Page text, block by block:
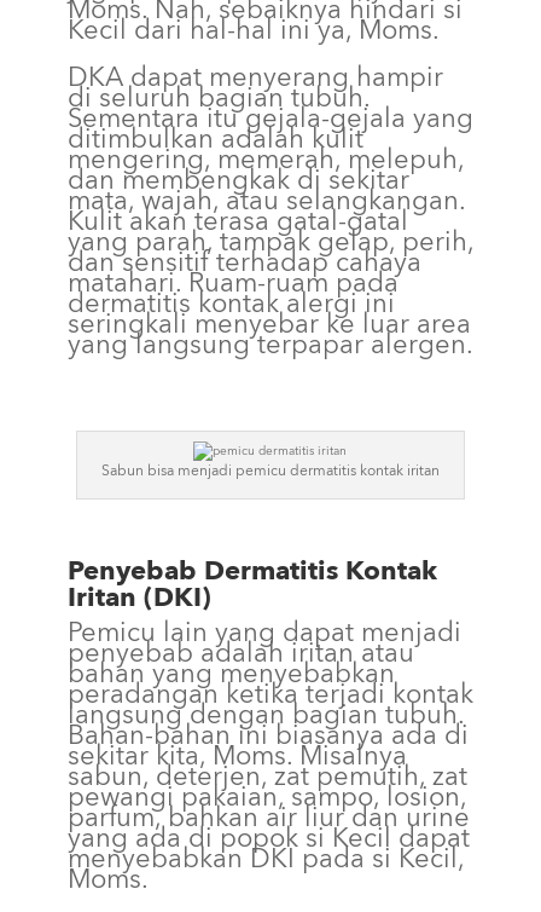
Moms. Nah, sebaiknya hindari si
Kecil dari hal-hal ini ya, Moms.
DKA dapat menyerang hampir
di seluruh bagian tubuh.
Sementara itu gejala-gejala yang
ditimbulkan adalah kulit
mengering, memerah, melepuh,
dan membengkak di sekitar
mata, wajah, atau selangkangan.
Kulit akan terasa gatal-gatal
yang parah, tampak gelap, perih,
dan sensitif terhadap cahaya
matahari. Ruam-ruam pada
dermatitis kontak alergi ini
seringkali menyebar ke luar area
yang langsung terpapar alergen.
Sabun bisa menjadi pemicu dermatitis kontak iritan
Penyebab Dermatitis Kontak
Iritan (DKI)
Pemicu lain yang dapat menjadi
penyebab adalah iritan atau
bahan yang menyebabkan
peradangan ketika terjadi kontak
langsung dengan bagian tubuh.
Bahan-bahan ini biasanya ada di
sekitar kita, Moms. Misalnya
sabun, deterjen, zat pemutih, zat
pewangi pakaian, sampo, losion,
parfum, bahkan air liur dan urine
yang ada di popok si Kecil dapat
menyebabkan DKI pada si Kecil,
Moms.